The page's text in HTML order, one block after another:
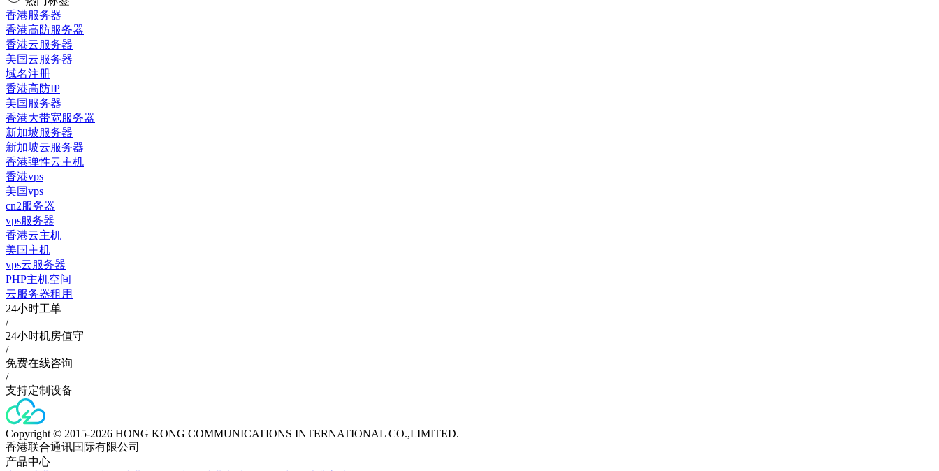
香港服务器
香港高防服务器
香港云服务器
美国云服务器
域名注册
香港高防IP
美国服务器
香港大带宽服务器
新加坡服务器
新加坡云服务器
香港弹性云主机
香港vps
美国vps
cn2服务器
vps服务器
香港云主机
美国主机
vps云服务器
PHP主机空间
云服务器租用
24小时工单
/
24小时机房值守
/
免费在线咨询
/
支持定制设备
Copyright © 2015-2026 HONG KONG COMMUNICATIONS INTERNATIONAL CO.,LIMITED.
香港联合通讯国际有限公司
产品中心